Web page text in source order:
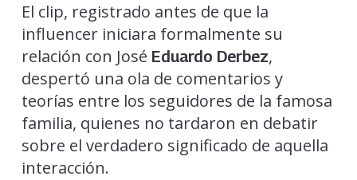
El clip, registrado antes de que la
influencer iniciara formalmente su
relación con José Eduardo Derbez,
despertó una ola de comentarios y
teorías entre los seguidores de la famosa
familia, quienes no tardaron en debatir
sobre el verdadero significado de aquella
interacción.